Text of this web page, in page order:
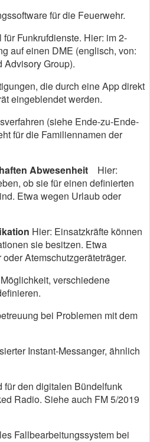
für die Feuerwehr.
Hier: im 2-
auf einen DME (englisch, von:
Advisory Group).
die durch eine App direkt
eingeblendet werden.
(siehe Ende-zu-Ende-
für die Familiennamen der
Abwesenheit Hier:
ob sie für einen definierten
Etwa wegen Urlaub oder
Hier: Einsatzkräfte können
sie besitzen. Etwa
Atemschutzgeräteträger.
verschiedene
bei Problemen mit dem
Instant-Messanger, ähnlich
für den digitalen Bündelfunk
Radio. Siehe auch FM 5/2019
Fallbearbeitungssystem bei